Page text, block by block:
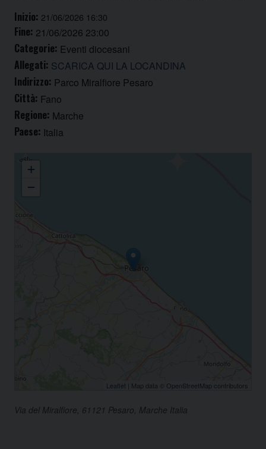
Inizio: 21/06/2026 16:30
Fine: 21/06/2026 23:00
Categorie: Eventi diocesani
Allegati: SCARICA QUI LA LOCANDINA
Indirizzo: Parco Miralfiore Pesaro
Città: Fano
Regione: Marche
Paese: Italia
Festa di Metropolia della Famiglia
+
−
Leaflet | Map data © OpenStreetMap contributors
Via del Miralfiore, 61121 Pesaro, Marche Italia